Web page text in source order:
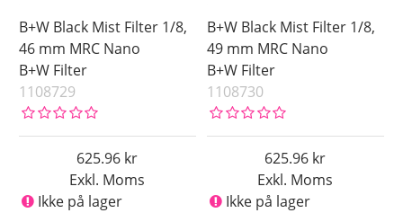
B+W Black Mist Filter 1/8,
46 mm MRC Nano
B+W Filter
1108729
Exkl. Moms
625.96
Ikke på lager
B+W Black Mist Filter 1/8,
49 mm MRC Nano
B+W Filter
1108730
Exkl. Moms
625.96
Ikke på lager